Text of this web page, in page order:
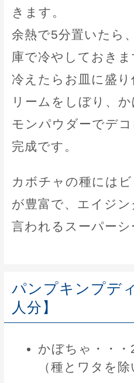
きます。
余熱で5分置いたら
庫で冷やしておきま
冷えたらお皿に盛
リームをしぼり、
モンパウダーでデ
完成です。
カボチャの種には
が豊富で、エイジ
言われるスーパーシ
パンプキンプデ
人分】
かぼちゃ・・・
（種とワタを除